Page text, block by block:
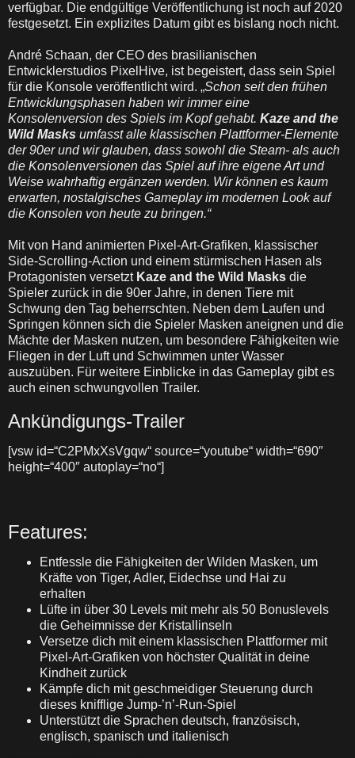
verfügbar. Die endgültige Veröffentlichung ist noch auf 2020
festgesetzt. Ein explizites Datum gibt es bislang noch nicht.
André Schaan, der CEO des brasilianischen
Entwicklerstudios PixelHive, ist begeistert, dass sein Spiel
für die Konsole veröffentlicht wird. „Schon seit den frühen
Entwicklungsphasen haben wir immer eine
Konsolenversion des Spiels im Kopf gehabt. Kaze and the
Wild Masks umfasst alle klassischen Plattformer-Elemente
der 90er und wir glauben, dass sowohl die Steam- als auch
die Konsolenversionen das Spiel auf ihre eigene Art und
Weise wahrhaftig ergänzen werden. Wir können es kaum
erwarten, nostalgisches Gameplay im modernen Look auf
die Konsolen von heute zu bringen.“
Mit von Hand animierten Pixel-Art-Grafiken, klassischer
Side-Scrolling-Action und einem stürmischen Hasen als
Protagonisten versetzt Kaze and the Wild Masks die
Spieler zurück in die 90er Jahre, in denen Tiere mit
Schwung den Tag beherrschten. Neben dem Laufen und
Springen können sich die Spieler Masken aneignen und die
Mächte der Masken nutzen, um besondere Fähigkeiten wie
Fliegen in der Luft und Schwimmen unter Wasser
auszuüben. Für weitere Einblicke in das Gameplay gibt es
auch einen schwungvollen Trailer.
Ankündigungs-Trailer
[vsw id=“C2PMxXsVgqw“ source=“youtube“ width=“690″
height=“400″ autoplay=“no“]
Features:
Entfessle die Fähigkeiten der Wilden Masken, um
Kräfte von Tiger, Adler, Eidechse und Hai zu
erhalten
Lüfte in über 30 Levels mit mehr als 50 Bonuslevels
die Geheimnisse der Kristallinseln
Versetze dich mit einem klassischen Plattformer mit
Pixel-Art-Grafiken von höchster Qualität in deine
Kindheit zurück
Kämpfe dich mit geschmeidiger Steuerung durch
dieses knifflige Jump-’n’-Run-Spiel
Unterstützt die Sprachen deutsch, französisch,
englisch, spanisch und italienisch